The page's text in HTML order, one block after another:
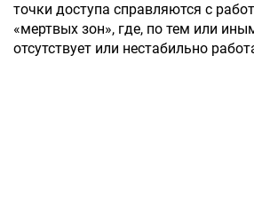
точки доступа справляются с
«мертвых зон», где, по тем или
отсутствует или нестабильно